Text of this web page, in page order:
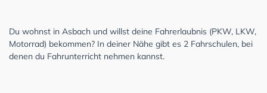
Du wohnst in Asbach und willst deine Fahrerlaubnis (PKW, LKW,
Motorrad) bekommen? In deiner Nähe gibt es 2 Fahrschulen, bei
denen du Fahrunterricht nehmen kannst.